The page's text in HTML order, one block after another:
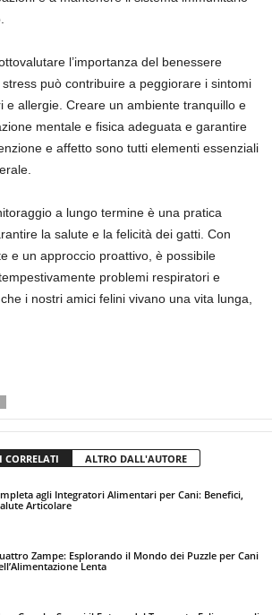
l’importanza del benessere
può contribuire a peggiorare i sintomi
e allergie. Creare un ambiente tranquillo e
mentale e fisica adeguata e garantire
e affetto sono tutti elementi essenziali
a lungo termine è una pratica
la salute e la felicità dei gatti. Con
e un approccio proattivo, è possibile
problemi respiratori e
i nostri amici felini vivano una vita lunga,
CORRELATI ALTRO DALL'AUTORE
agli Integratori Alimentari per Cani: Benefici,
Articolare
Zampe: Esplorando il Mondo dei Puzzle per Cani
Lenta